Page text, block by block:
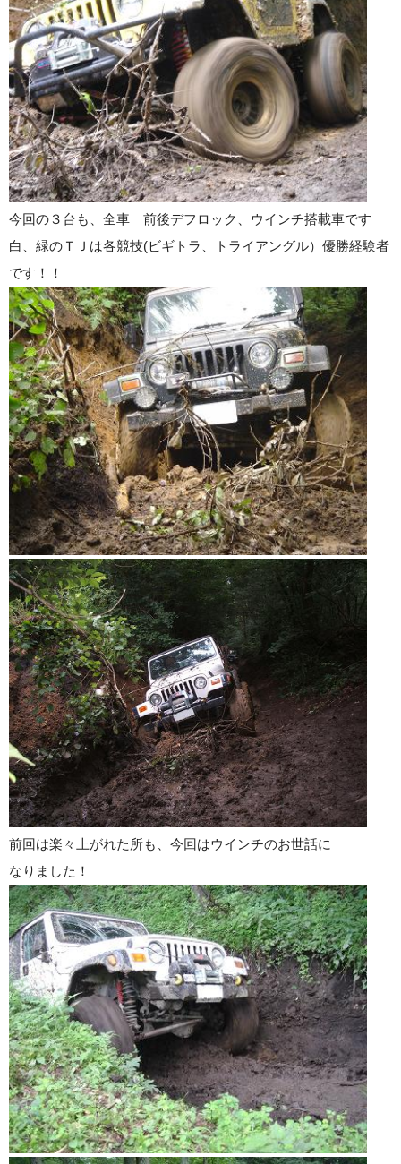
今回の３台も、全車 前後デフロック、ウインチ搭載車です
白、緑のＴＪは各競技(ビギトラ、トライアングル）優勝経験者
です！！
前回は楽々上がれた所も、今回はウインチのお世話に
なりました！